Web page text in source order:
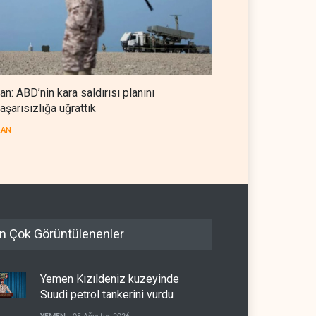
ABD’nin kara saldırısı planını
uğrattık
Çok Görüntülenenler
Yemen Kızıldeniz kuzeyinde
Suudi petrol tankerini vurdu